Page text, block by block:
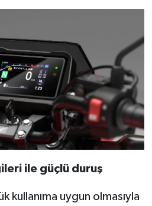
ile güçlü duruş
kullanıma uygun olmasıyla